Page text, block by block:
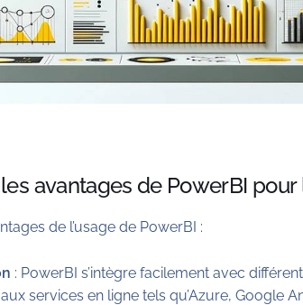
avantages de PowerBI
de l’usage de PowerBI :
: PowerBI s’intègre facilement avec
services en ligne tels qu’Azure, Google